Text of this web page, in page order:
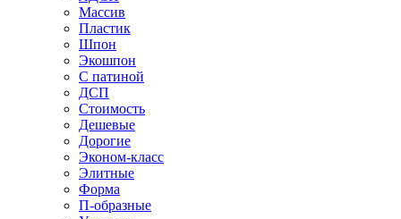
Массив
Пластик
Шпон
Экошпон
С патиной
ДСП
Стоимость
Дешевые
Дорогие
Эконом-класс
Элитные
Форма
П-образные